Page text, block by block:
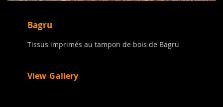
Bagru
Tissus imprimés au tampon de bois de Bagru
View Gallery